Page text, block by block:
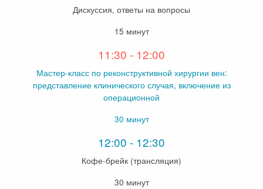
Дискуссия, ответы на вопросы
15 минут
11:30 - 12:00
Мастер-класс по реконструктивной хирургии вен:
представление клинического случая, включение из
операционной
30 минут
12:00 - 12:30
Кофе-брейк (трансляция)
30 минут